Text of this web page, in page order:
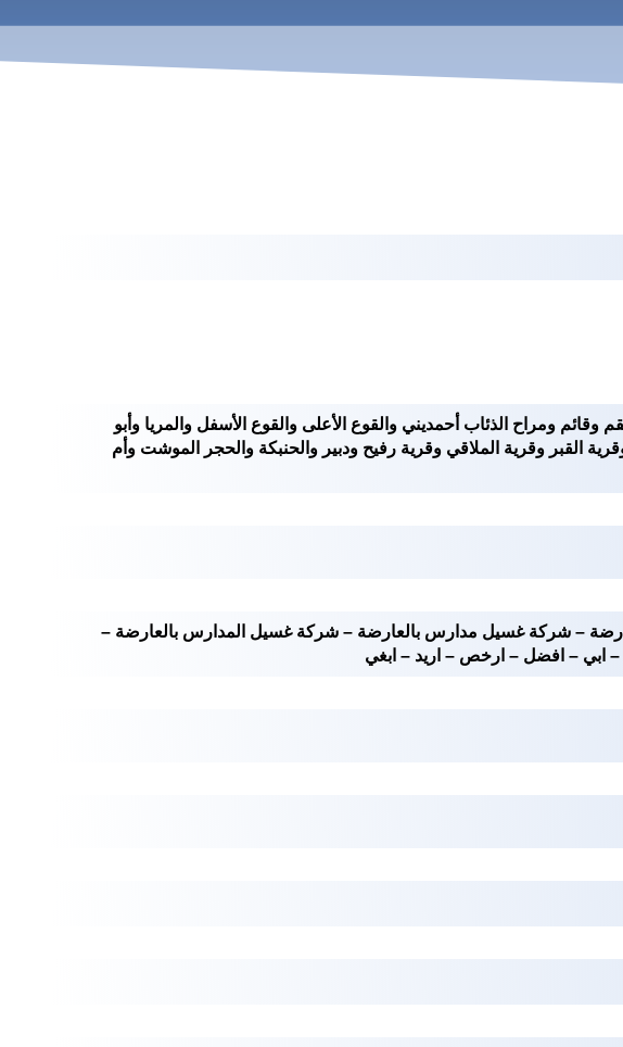
الجوة وقائم العقم وقائم ومراح الذئاب أحمديني والقوع الأعلى والقوع الأسفل والمريا وأبو
القبر وقرية الملاقي وقرية رفيح ودبير والحنبكة والحجر الموشت وأم
– شركة غسيل مدارس بالعارضة – شركة غسيل المدارس بالعارضة –
ابي – افضل – ارخص – اريد – ابغي